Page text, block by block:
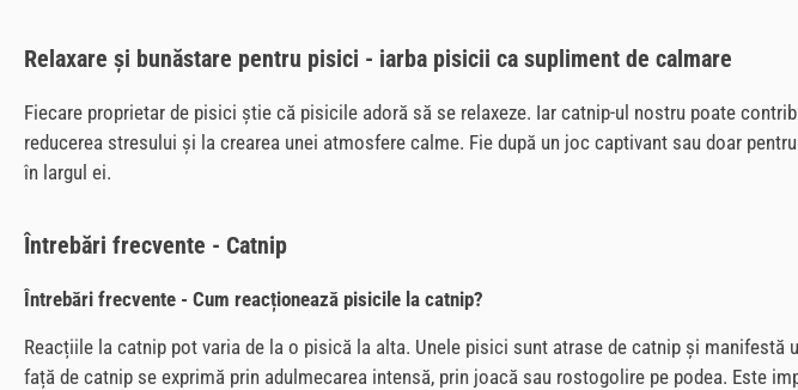
Relaxare și bunăstare pentru pisici - iarba pisicii ca supliment de calmare
Fiecare proprietar de pisici știe că pisicile adoră să se relaxeze. Iar catnip-ul nostru poate
reducerea stresului și la crearea unei atmosfere calme. Fie după un joc captivant sau doar
în largul ei.
Întrebări frecvente - Catnip
Întrebări frecvente - Cum reacționează pisicile la catnip?
Reacțiile la catnip pot varia de la o pisică la alta. Unele pisici sunt atrase de catnip și
față de catnip se exprimă prin adulmecarea intensă, prin joacă sau rostogolire pe podea. Este